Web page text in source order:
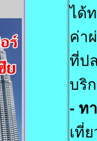
ได้
ค่า
ที่ป
บริ
- ท
เที่